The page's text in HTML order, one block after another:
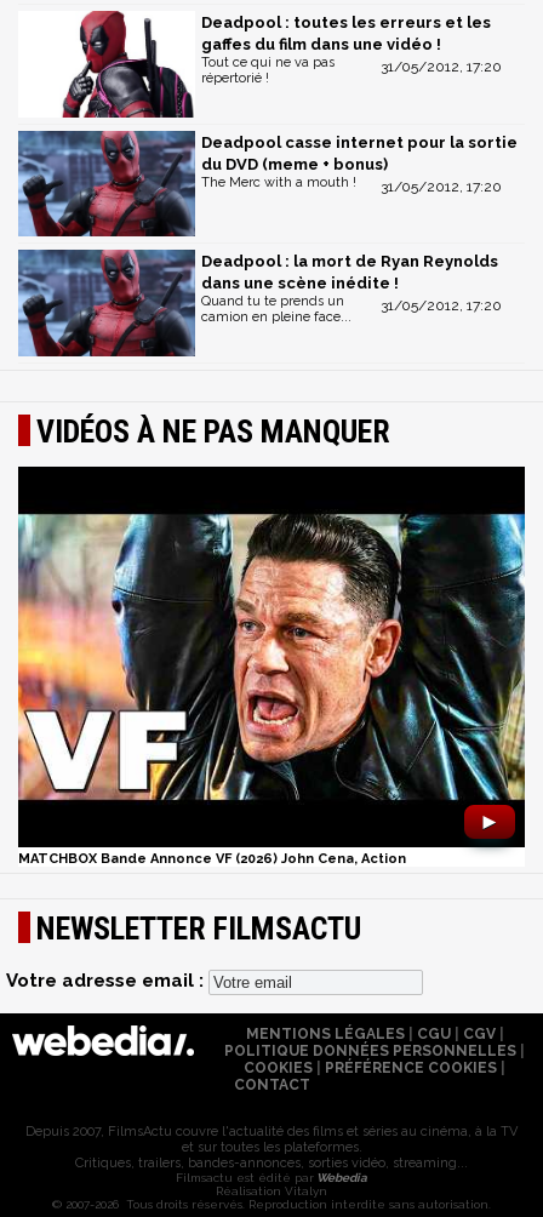
Deadpool : toutes les erreurs et les
gaffes du film dans une vidéo !
31/05/2012, 17:20
Tout ce qui ne va pas
répertorié !
Deadpool casse internet pour la sortie
du DVD (meme + bonus)
31/05/2012, 17:20
The Merc with a mouth !
Deadpool : la mort de Ryan Reynolds
dans une scène inédite !
31/05/2012, 17:20
Quand tu te prends un
camion en pleine face...
VIDÉOS À NE PAS MANQUER
►
MATCHBOX Bande Annonce VF (2026) John Cena, Action
NEWSLETTER FILMSACTU
Votre adresse email :
MENTIONS LÉGALES| CGU| CGV|
POLITIQUE DONNÉES PERSONNELLES
COOKIES
PRÉFÉRENCE COOKIES
CONTACT
Depuis 2007, FilmsActu couvre l'actualité des films et séries au cinéma, à la TV
et sur toutes les plateformes.
Critiques, trailers, bandes-annonces, sorties vidéo, streaming...
Filmsactu est édité par Webedia
Réalisation Vitalyn
© 2007-2026 Tous droits réservés. Reproduction interdite sans autorisation.